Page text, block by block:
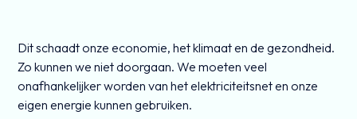
Dit schaadt onze economie, het klimaat en de gezondheid.
Zo kunnen we niet doorgaan. We moeten veel
onafhankelijker worden van het elektriciteitsnet en onze
eigen energie kunnen gebruiken.